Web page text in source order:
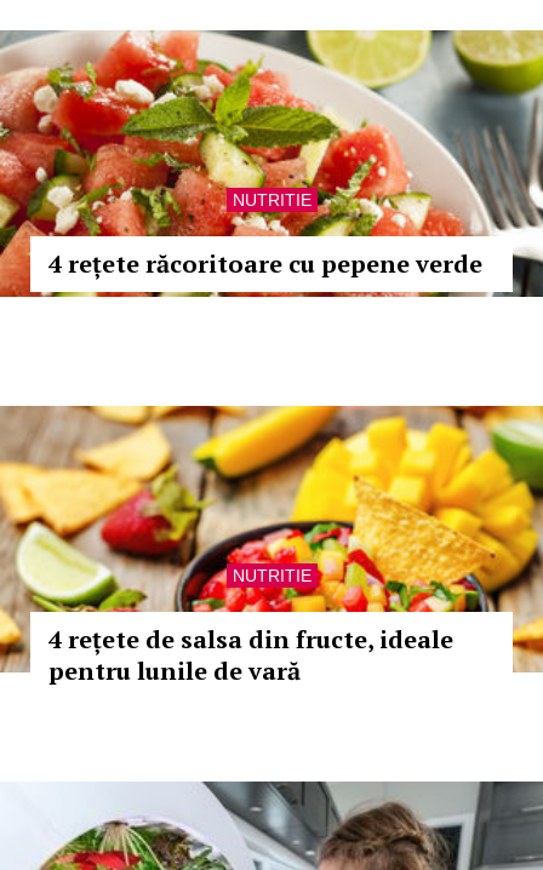
NUTRITIE
4 rețete răcoritoare cu pepene verde
NUTRITIE
4 rețete de salsa din fructe, ideale
pentru lunile de vară